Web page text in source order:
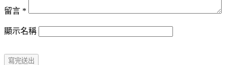
留言 *
顯示名稱